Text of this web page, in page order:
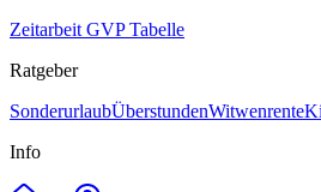
Zeitarbeit GVP Tabelle
Ratgeber
SonderurlaubÜberstundenWitwenrente
Info